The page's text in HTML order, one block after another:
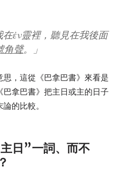
在ἐν靈裡，聽見在我後面
角聲。」
，這從《巴拿巴書》來看是
拿巴書》把主日或主的日子
的比較。
日”一詞、而不